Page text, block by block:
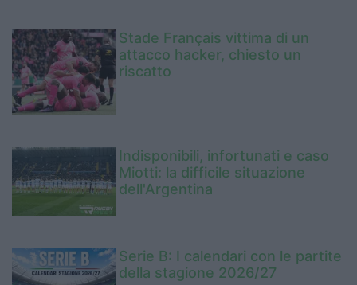
Stade Français vittima di un
attacco hacker, chiesto un
riscatto
Indisponibili, infortunati e caso
Miotti: la difficile situazione
dell'Argentina
Serie B: I calendari con le partite
della stagione 2026/27